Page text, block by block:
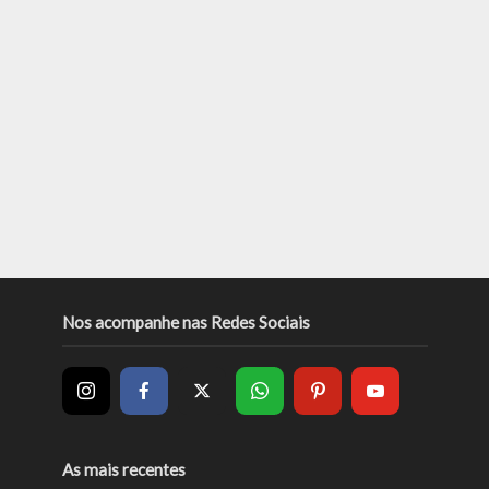
Nos acompanhe nas Redes Sociais
As mais recentes